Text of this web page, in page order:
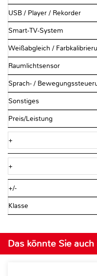
USB / Player / Rekorder
Smart-TV-System
Weißabgleich /
Raumlichtsensor
Sprach- /
Sonstiges
Preis/Leistung
+
+
+/-
Klasse
Das könnte Sie